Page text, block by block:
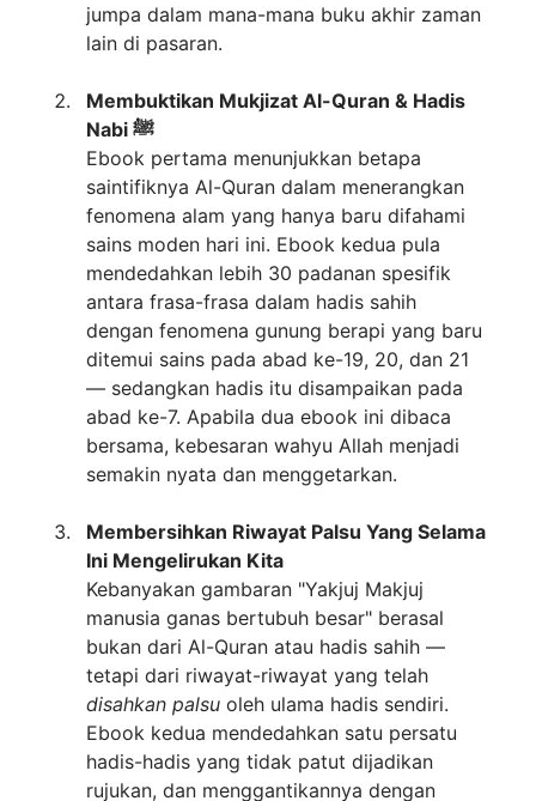
jumpa dalam mana-mana buku akhir zaman
lain di pasaran.
Membuktikan Mukjizat Al-Quran & Hadis
Nabi ﷺ
Ebook pertama menunjukkan betapa
saintifiknya Al-Quran dalam menerangkan
fenomena alam yang hanya baru difahami
sains moden hari ini. Ebook kedua pula
mendedahkan lebih 30 padanan spesifik
antara frasa-frasa dalam hadis sahih
dengan fenomena gunung berapi yang baru
ditemui sains pada abad ke-19, 20, dan 21
— sedangkan hadis itu disampaikan pada
abad ke-7. Apabila dua ebook ini dibaca
bersama, kebesaran wahyu Allah menjadi
semakin nyata dan menggetarkan.
Membersihkan Riwayat Palsu Yang Selama
Ini Mengelirukan Kita
Kebanyakan gambaran "Yakjuj Makjuj
manusia ganas bertubuh besar" berasal
bukan dari Al-Quran atau hadis sahih —
tetapi dari riwayat-riwayat yang telah
disahkan palsu oleh ulama hadis sendiri.
Ebook kedua mendedahkan satu persatu
hadis-hadis yang tidak patut dijadikan
rujukan, dan menggantikannya dengan